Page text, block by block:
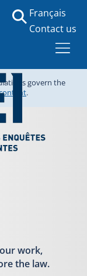
Français
Contact us
govern the
.
work,
the law.